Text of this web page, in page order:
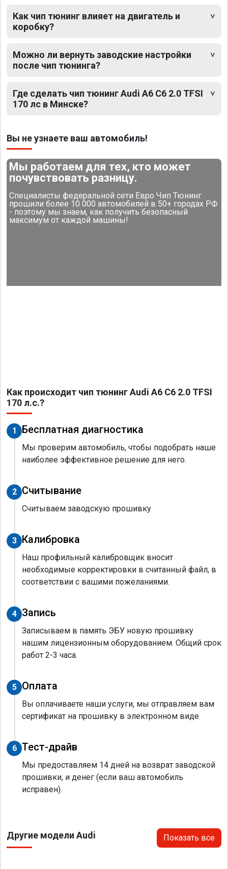
Как чип тюнинг влияет на двигатель и
коробку?
Можно ли вернуть заводские настройки
после чип тюнинга?
Где сделать чип тюнинг Audi A6 C6 2.0 TFSI
170 лс в Минске?
Вы не узнаете ваш автомобиль!
Мы работаем для тех, кто может
почувствовать разницу.
Специалисты федеральной сети Евро Чип Тюнинг
прошили более 10 000 автомобилей в 50+ городах РФ
- поэтому мы знаем, как получить безопасный
максимум от каждой машины!
Как происходит чип тюнинг Audi A6 C6 2.0 TFSI
170 л.с.?
1 Бесплатная диагностика
Мы проверим автомобиль, чтобы подобрать наше
наиболее эффективное решение для него.
2 Считывание
Считываем заводскую прошивку
3 Калибровка
Наш профильный калибровщик вносит
необходимые корректировки в считанный файл, в
соответствии с вашими пожеланиями.
4 Запись
Записываем в память ЭБУ новую прошивку
нашим лицензионным оборудованием. Общий срок
работ 2-3 часа.
5 Оплата
Вы оплачиваете наши услуги, мы отправляем вам
сертификат на прошивку в электронном виде.
6 Тест-драйв
Мы предоставляем 14 дней на возврат заводской
прошивки, и денег (если ваш автомобиль
исправен).
Другие модели Audi Показать все